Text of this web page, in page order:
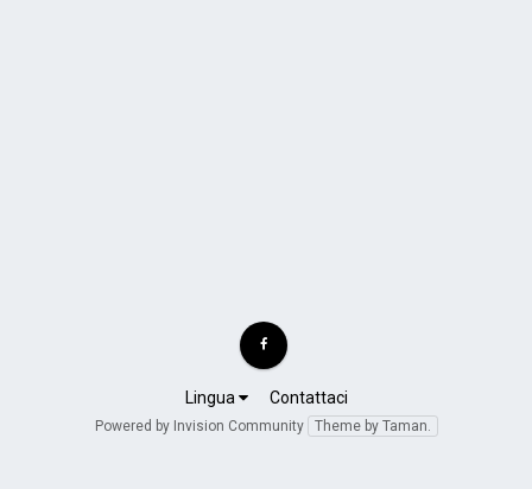
Lingua Contattaci
Powered by Invision Community Theme by Taman.